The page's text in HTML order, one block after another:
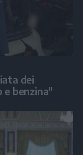
dei
e benzina"